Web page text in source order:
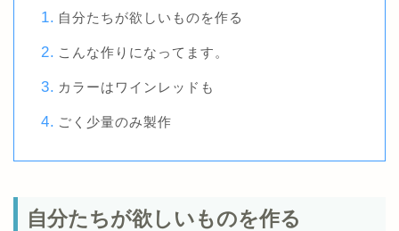
自分たちが欲しいものを作る
こんな作りになってます。
カラーはワインレッドも
ごく少量のみ製作
自分たちが欲しいものを作る